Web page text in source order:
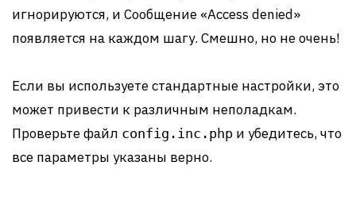
игнорируются, и Сообщение «Access denied»
появляется на каждом шагу. Смешно, но не очень!
Если вы используете стандартные настройки, это
может привести к различным неполадкам.
Проверьте файл config.inc.php и убедитесь, что
все параметры указаны верно.